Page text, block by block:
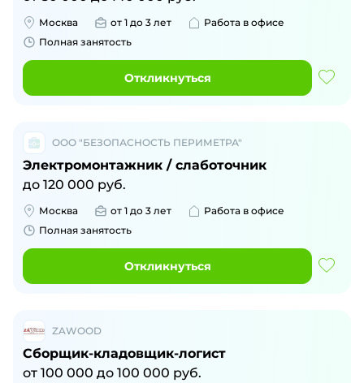
Москва от 1 до 3 лет
Работа в офисе
Полная занятость
Откликнуться
ООО "БЕЗОПАСНОСТЬ ПЕРИМЕТРА"
Электромонтажник / слаботочник
до 120 000 руб.
Москва от 1 до 3 лет
Работа в офисе
Полная занятость
Откликнуться
ZAWOOD
Сборщик-кладовщик-логист
от 100 000 до 100 000 руб.